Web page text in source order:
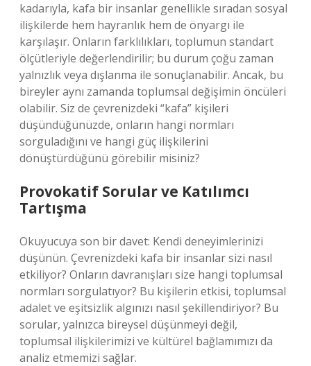
kadarıyla, kafa bir insanlar genellikle sıradan sosyal
ilişkilerde hem hayranlık hem de önyargı ile
karşılaşır. Onların farklılıkları, toplumun standart
ölçütleriyle değerlendirilir; bu durum çoğu zaman
yalnızlık veya dışlanma ile sonuçlanabilir. Ancak, bu
bireyler aynı zamanda toplumsal değişimin öncüleri
olabilir. Siz de çevrenizdeki “kafa” kişileri
düşündüğünüzde, onların hangi normları
sorguladığını ve hangi güç ilişkilerini
dönüştürdüğünü görebilir misiniz?
Provokatif Sorular ve Katılımcı
Tartışma
Okuyucuya son bir davet: Kendi deneyimlerinizi
düşünün. Çevrenizdeki kafa bir insanlar sizi nasıl
etkiliyor? Onların davranışları size hangi toplumsal
normları sorgulatıyor? Bu kişilerin etkisi, toplumsal
adalet ve eşitsizlik algınızı nasıl şekillendiriyor? Bu
sorular, yalnızca bireysel düşünmeyi değil,
toplumsal ilişkilerimizi ve kültürel bağlamımızı da
analiz etmemizi sağlar.